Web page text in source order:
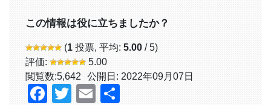
この情報は役に立ちましたか？
(1 投票, 平均: 5.00 / 5)
評価:
5.00
閲覧数:5,642 公開日: 2022年09月07日
Facebook
Twitter
Email